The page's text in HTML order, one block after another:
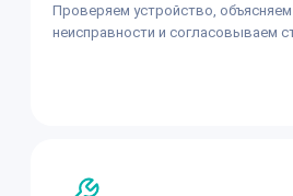
Проверяем устройство, объясняем
неисправности и согласовываем